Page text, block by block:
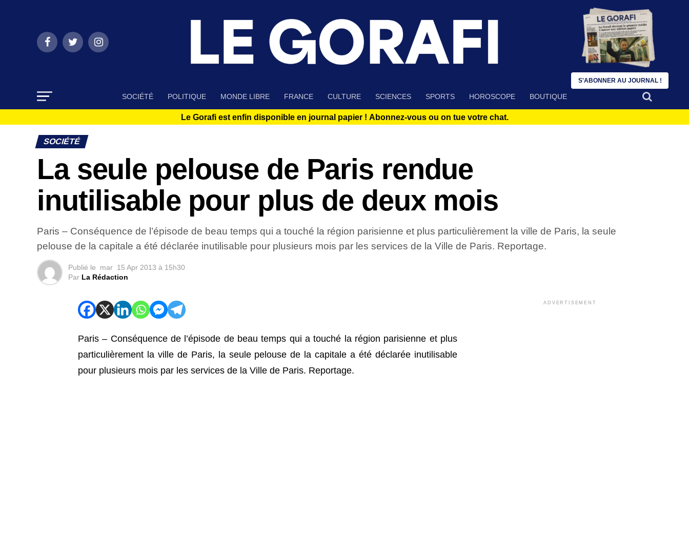
SOCIÉTÉ POLITIQUE MONDE LIBRE FRANCE CULTURE SCIENCES SPORTS HOROSCOPE BOUTIQUE
Le Gorafi est enfin disponible en journal papier ! Abonnez-vous ou on tue votre chat.
SOCIÉTÉ
La seule pelouse de Paris rendue
inutilisable pour plus de deux mois
Paris – Conséquence de l’épisode de beau temps qui a touché la région parisienne et plus particulièrement la ville de Paris, la seule
pelouse de la capitale a été déclarée inutilisable pour plusieurs mois par les services de la Ville de Paris. Reportage.
Publié le mar 15 Apr 2013 à 15h30
Par La Rédaction
Paris – Conséquence de l’épisode de beau temps qui a touché la région parisienne et plus
particulièrement la ville de Paris, la seule pelouse de la capitale a été déclarée inutilisable
pour plusieurs mois par les services de la Ville de Paris. Reportage.
ADVERTISEMENT
S'ABONNER AU JOURNAL !